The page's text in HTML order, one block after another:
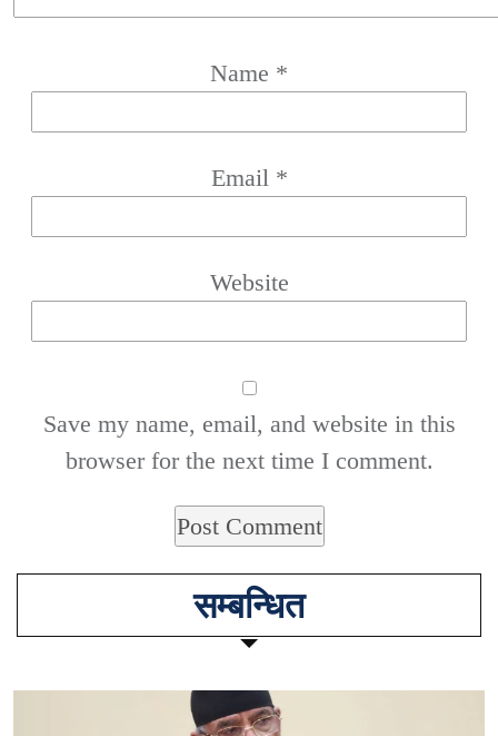
Name *
Email *
Website
Save my name, email, and website in this
browser for the next time I comment.
सम्बन्धित